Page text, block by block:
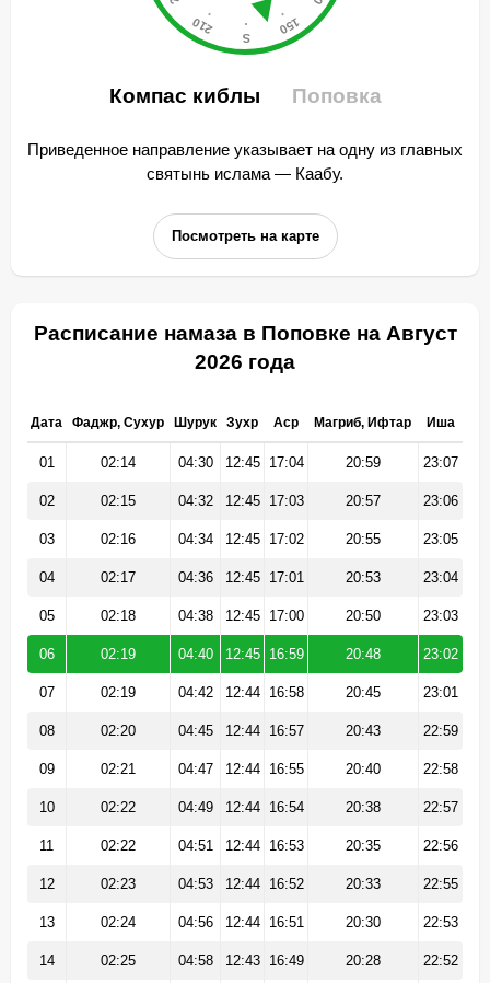
Компас киблы Поповка
Приведенное направление указывает на одну из главных
святынь ислама — Каабу.
Посмотреть на карте
Расписание намаза в Поповке на Август
2026 года
Дата Фаджр, Сухур Шурук Зухр Аср Магриб, Ифтар Иша
01 02:14 04:30 12:45 17:04 20:59 23:07
02 02:15 04:32 12:45 17:03 20:57 23:06
03 02:16 04:34 12:45 17:02 20:55 23:05
04 02:17 04:36 12:45 17:01 20:53 23:04
05 02:18 04:38 12:45 17:00 20:50 23:03
06 02:19 04:40 12:45 16:59 20:48 23:02
07 02:19 04:42 12:44 16:58 20:45 23:01
08 02:20 04:45 12:44 16:57 20:43 22:59
09 02:21 04:47 12:44 16:55 20:40 22:58
10 02:22 04:49 12:44 16:54 20:38 22:57
11 02:22 04:51 12:44 16:53 20:35 22:56
12 02:23 04:53 12:44 16:52 20:33 22:55
13 02:24 04:56 12:44 16:51 20:30 22:53
14 02:25 04:58 12:43 16:49 20:28 22:52